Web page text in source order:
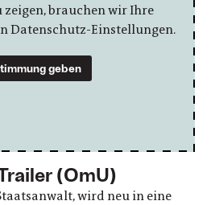
zeigen, brauchen wir Ihre
Datenschutz-Einstellungen.
geben
(OmU)
wird neu in eine